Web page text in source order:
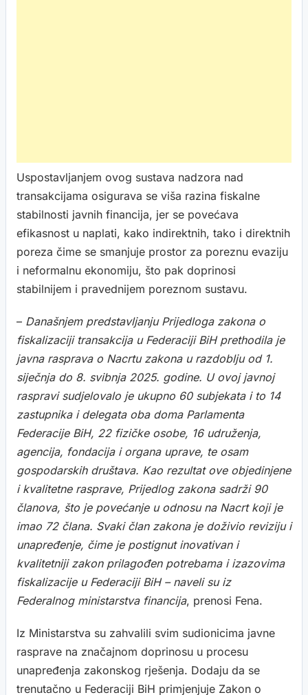
Uspostavljanjem ovog sustava nadzora nad
transakcijama osigurava se viša razina fiskalne
stabilnosti javnih financija, jer se povećava
efikasnost u naplati, kako indirektnih, tako i direktnih
poreza čime se smanjuje prostor za poreznu evaziju
i neformalnu ekonomiju, što pak doprinosi
stabilnijem i pravednijem poreznom sustavu.
– Današnjem predstavljanju Prijedloga zakona o
fiskalizaciji transakcija u Federaciji BiH prethodila je
javna rasprava o Nacrtu zakona u razdoblju od 1.
siječnja do 8. svibnja 2025. godine. U ovoj javnoj
raspravi sudjelovalo je ukupno 60 subjekata i to 14
zastupnika i delegata oba doma Parlamenta
Federacije BiH, 22 fizičke osobe, 16 udruženja,
agencija, fondacija i organa uprave, te osam
gospodarskih društava. Kao rezultat ove objedinjene
i kvalitetne rasprave, Prijedlog zakona sadrži 90
članova, što je povećanje u odnosu na Nacrt koji je
imao 72 člana. Svaki član zakona je doživio reviziju i
unapređenje, čime je postignut inovativan i
kvalitetniji zakon prilagođen potrebama i izazovima
fiskalizacije u Federaciji BiH – naveli su iz
Federalnog ministarstva financija, prenosi Fena.
Iz Ministarstva su zahvalili svim sudionicima javne
rasprave na značajnom doprinosu u procesu
unapređenja zakonskog rješenja. Dodaju da se
trenutačno u Federaciji BiH primjenjuje Zakon o